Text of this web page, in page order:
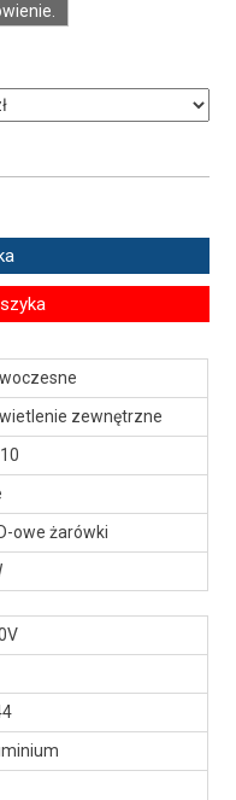
zewnętrzne
owe żarówki